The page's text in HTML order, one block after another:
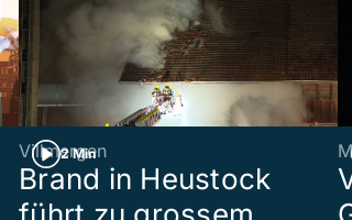
2 Min
Villmergen
Brand in Heustock